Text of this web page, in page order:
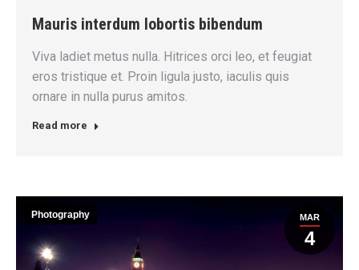
Mauris interdum lobortis bibendum
Viva ladiet metus nulla. Hitrices orci leo, et feugiat
eros tristique et. Proin ligula justo, iaculis quis
ornare in nulla purus amitos.
Read more
MAR
4
Photography